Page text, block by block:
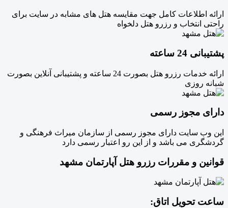
ارائه اطلاعات کامل جهت مقایسه هتل های مشابه در سایت برای
راحتی انتخاب و رزرو هتل دلخواه
پشتیبانی 24 ساعته
ارائه خدمات رزرو هتل بصورت 24 ساعته و پشتیبانی آنلاین بصورت
شبانه روزی
دارای مجوز رسمی
این وب سایت دارای مجوز رسمی از سازمان میراث فرهنگی و
گردشگری می باشد و از این رو اعتبار رسمی دارد
قوانین و مقررات رزرو هتل آپارتمان مشهد
ساعت تحویل اتاق: